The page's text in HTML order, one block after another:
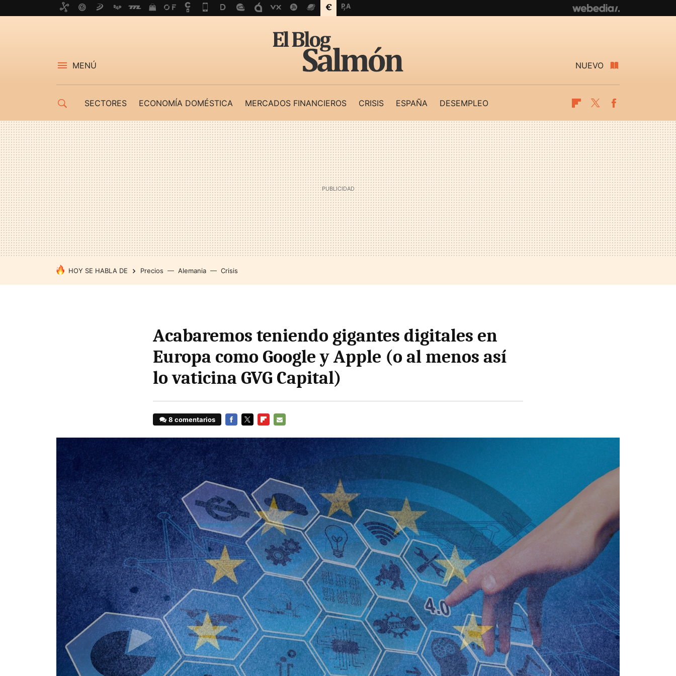
MENÚ NUEVO
SECTORES ECONOMÍA DOMÉSTICA MERCADOS FINANCIEROS CRISIS ESPAÑA DESEMPLEO Flipboard
Twitter
HOY SE HABLA DE Precios Alemania Crisis
Acabaremos teniendo gigantes digitales en
Europa como Google y Apple (o al menos así
lo vaticina GVG Capital)
8 comentarios
MAIL